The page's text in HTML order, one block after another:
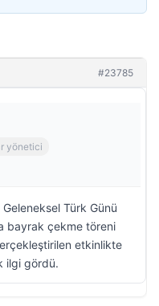
#23785
yönetici
Türk Günü
bayrak çekme töreni
etkinlikte
ilgi gördü.